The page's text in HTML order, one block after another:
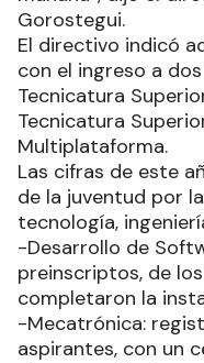
Gorostegui.
El directivo indicó
con el ingreso a
Tecnicatura
Tecnicatura
Multiplataforma.
Las cifras de este
de la juventud por
tecnología,
-Desarrollo de
preinscriptos, de
completaron la
-Mecatrónica:
aspirantes, con un